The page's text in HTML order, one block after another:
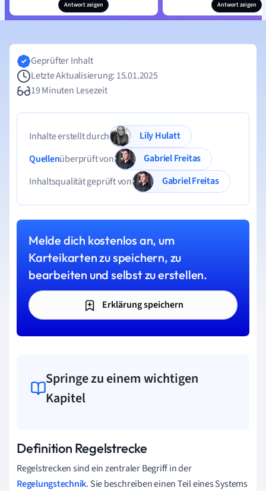
Antwort zeigen Antwort zeigen
Geprüfter Inhalt
Letzte Aktualisierung: 15.01.2025
19 Minuten Lesezeit
Inhalte erstellt durch
Lily Hulatt
Quellenüberprüft von
Gabriel Freitas
Inhaltsqualität geprüft von
Gabriel Freitas
Melde dich kostenlos an, um
Karteikarten zu speichern, zu
bearbeiten und selbst zu erstellen.
Erklärung speichern
Springe zu einem wichtigen
Kapitel
Definition Regelstrecke
Regelstrecken sind ein zentraler Begriff in der
Regelungstechnik. Sie beschreiben einen Teil eines Systems